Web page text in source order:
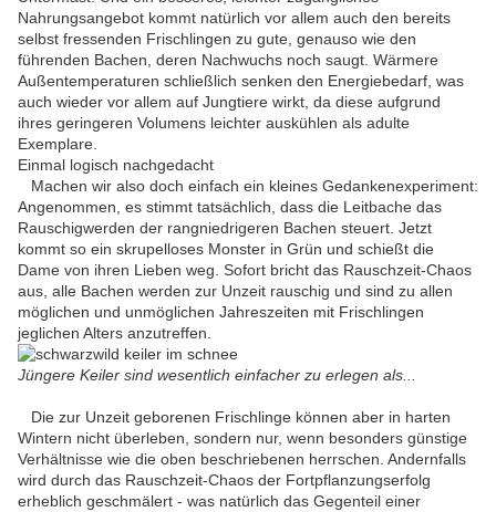
Nahrungsangebot kommt natürlich vor allem auch den bereits
selbst fressenden Frischlingen zu gute, genauso wie den
führenden Bachen, deren Nachwuchs noch saugt. Wärmere
Außentemperaturen schließlich senken den Energiebedarf, was
auch wieder vor allem auf Jungtiere wirkt, da diese aufgrund
ihres geringeren Volumens leichter auskühlen als adulte
Exemplare.
Einmal logisch nachgedacht
Machen wir also doch einfach ein kleines Gedankenexperiment:
Angenommen, es stimmt tatsächlich, dass die Leitbache das
Rauschigwerden der rangniedrigeren Bachen steuert. Jetzt
kommt so ein skrupelloses Monster in Grün und schießt die
Dame von ihren Lieben weg. Sofort bricht das Rauschzeit-Chaos
aus, alle Bachen werden zur Unzeit rauschig und sind zu allen
möglichen und unmöglichen Jahreszeiten mit Frischlingen
jeglichen Alters anzutreffen.
Jüngere Keiler sind wesentlich einfacher zu erlegen als...
Die zur Unzeit geborenen Frischlinge können aber in harten
Wintern nicht überleben, sondern nur, wenn besonders günstige
Verhältnisse wie die oben beschriebenen herrschen. Andernfalls
wird durch das Rauschzeit-Chaos der Fortpflanzungserfolg
erheblich geschmälert - was natürlich das Gegenteil einer